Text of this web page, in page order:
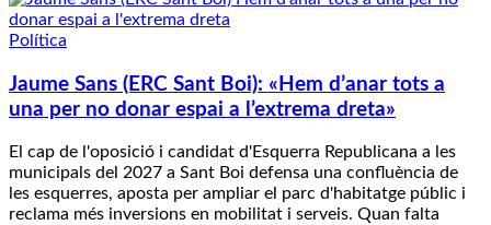
Política
Jaume Sans (ERC Sant Boi): «Hem d’anar tots a
una per no donar espai a l’extrema dreta»
El cap de l'oposició i candidat d'Esquerra Republicana a les
municipals del 2027 a Sant Boi defensa una confluència de
les esquerres, aposta per ampliar el parc d'habitatge públic i
reclama més inversions en mobilitat i serveis. Quan falta